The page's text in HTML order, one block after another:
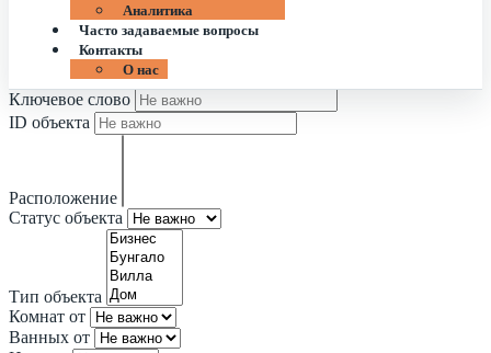
Аналитика
Часто задаваемые вопросы
Контакты
О нас
Ключевое слово
ID объекта
Расположение
Статус объекта
Тип объекта
Комнат от
Ванных от